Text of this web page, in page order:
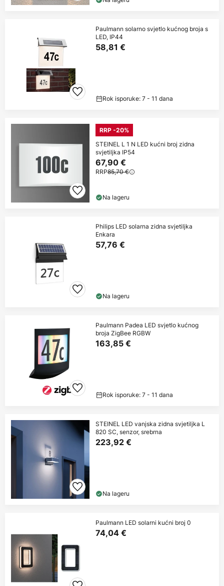
Paulmann solarno svjetlo kućnog broja s
LED, IP44
58,81 €
Rok isporuke: 7 - 11 dana
RRP -20%
STEINEL L 1 N LED kućni broj zidna
svjetiljka IP54
67,90 €
RRP85,70 €
Na lageru
Philips LED solarna zidna svjetiljka
Enkara
57,76 €
Na lageru
Paulmann Padea LED svjetlo kućnog
broja ZigBee RGBW
163,85 €
Rok isporuke: 7 - 11 dana
STEINEL LED vanjska zidna svjetiljka L
820 SC, senzor, srebrna
223,92 €
Na lageru
Paulmann LED solarni kućni broj 0
74,04 €